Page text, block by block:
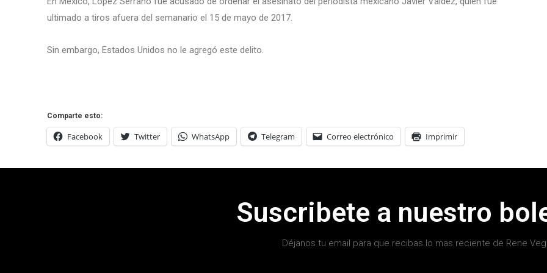
ultimado a tiros afuera del semanario el 15 de mayo de 2017.
Sin embargo, Estados Unidos no le agregó este delito.
Comparte esto:
Facebook Twitter WhatsApp Telegram Correo electrónico Imprimir
Suscribete a nuestro
Déjanos tu email para que recibas lo mas reciente de Rene